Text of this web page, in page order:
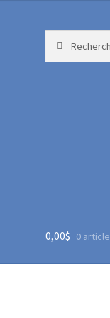
pour :
0,00$ 0 article